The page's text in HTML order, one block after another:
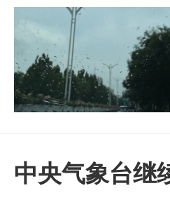
中央气象台继